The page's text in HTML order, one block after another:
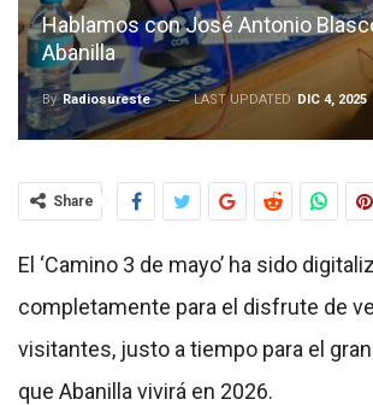
Hablamos con José Antonio
Abanilla
By Radiosureste LAST UPDATED DIC 4, 2025
Share
El ‘Camino 3 de mayo’ ha sido
completamente para el disfrute de
visitantes, justo a tiempo para el
que Abanilla vivirá en 2026.